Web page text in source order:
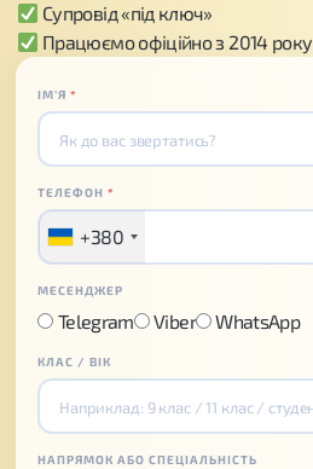
Супровід «під ключ»
Працюємо офіційно з 2014 року
ІМʼЯ*
ТЕЛЕФОН*
+380
МЕСЕНДЖЕР
Telegram Viber WhatsApp
КЛАС / ВІК
НАПРЯМОК АБО СПЕЦІАЛЬНІСТЬ